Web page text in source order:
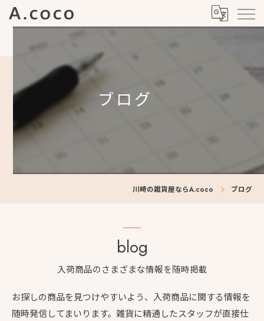
ブログ
川崎の雑貨屋ならA.coco ブログ
blog
入荷商品のさまざまな情報を随時掲載
お探しの商品を見つけやすいよう、入荷商品に関する情報を
随時発信してまいります。雑貨に精通したスタッフが直接仕